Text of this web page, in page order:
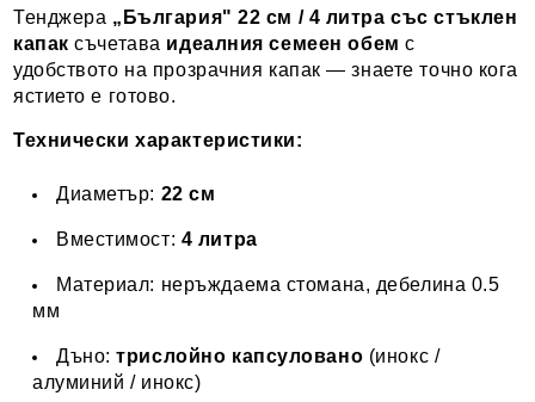
Тенджера „България" 22 см / 4 литра със стъклен
капак съчетава идеалния семеен обем с
удобството на прозрачния капак — знаете точно кога
ястието е готово.
Технически характеристики:
Диаметър: 22 см
Вместимост: 4 литра
Материал: неръждаема стомана, дебелина 0.5
мм
Дъно:трислойно капсуловано (инокс /
алуминий / инокс)